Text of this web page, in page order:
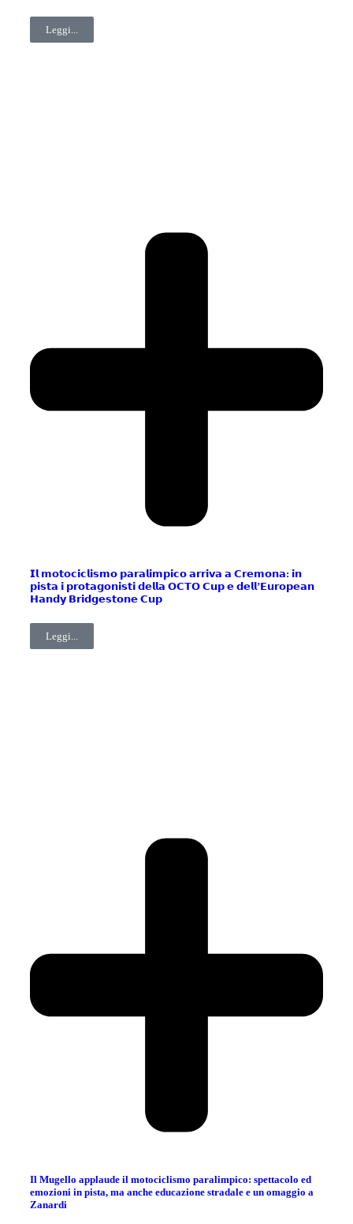
Leggi...
𝗜𝗹 𝗺𝗼𝘁𝗼𝗰𝗶𝗰𝗹𝗶𝘀𝗺𝗼 𝗽𝗮𝗿𝗮𝗹𝗶𝗺𝗽𝗶𝗰𝗼 𝗮𝗿𝗿𝗶𝘃𝗮 𝗮 𝗖𝗿𝗲𝗺𝗼𝗻𝗮: 𝗶𝗻
𝗽𝗶𝘀𝘁𝗮 𝗶 𝗽𝗿𝗼𝘁𝗮𝗴𝗼𝗻𝗶𝘀𝘁𝗶 𝗱𝗲𝗹𝗹𝗮 𝗢𝗖𝗧𝗢 𝗖𝘂𝗽 𝗲 𝗱𝗲𝗹𝗹’𝗘𝘂𝗿𝗼𝗽𝗲𝗮𝗻
𝗛𝗮𝗻𝗱𝘆 𝗕𝗿𝗶𝗱𝗴𝗲𝘀𝘁𝗼𝗻𝗲 𝗖𝘂𝗽
Leggi...
Il Mugello applaude il motociclismo paralimpico: spettacolo ed
emozioni in pista, ma anche educazione stradale e un omaggio a
Zanardi